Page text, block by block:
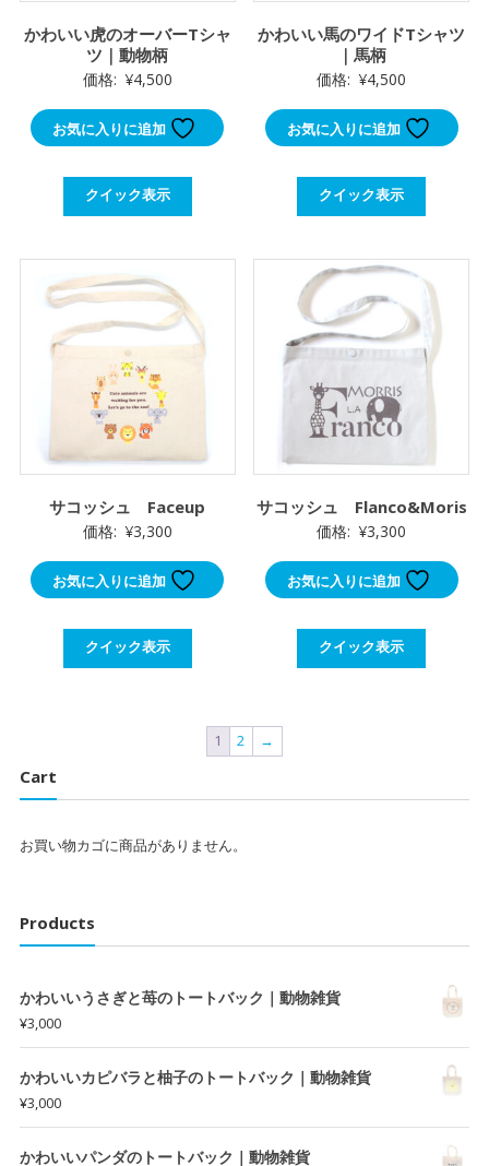
かわいい虎のオーバーTシャ
ツ｜動物柄
価格: ¥4,500
お気に入りに追加
クイック表示
かわいい馬のワイドTシャツ
｜馬柄
価格: ¥4,500
お気に入りに追加
クイック表示
サコッシュ Faceup
価格: ¥3,300
お気に入りに追加
クイック表示
サコッシュ Flanco&Moris
価格: ¥3,300
お気に入りに追加
クイック表示
1 2 →
Cart
お買い物カゴに商品がありません。
Products
かわいいうさぎと苺のトートバック｜動物雑貨
¥3,000
かわいいカピバラと柚子のトートバック｜動物雑貨
¥3,000
かわいいパンダのトートバック｜動物雑貨